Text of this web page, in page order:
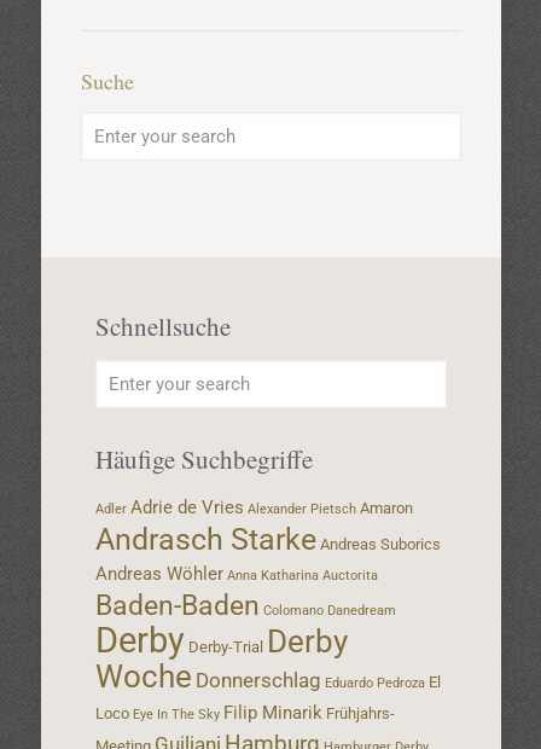
Suche
Schnellsuche
Häufige Suchbegriffe
Adler Adrie de Vries Alexander Pietsch Amaron
Andrasch Starke Andreas Suborics
Andreas Wöhler Anna Katharina Auctorita
Baden-Baden Colomano Danedream
Derby Derby-Trial Derby
Woche Donnerschlag Eduardo Pedroza El
Loco Eye In The Sky Filip Minarik Frühjahrs-